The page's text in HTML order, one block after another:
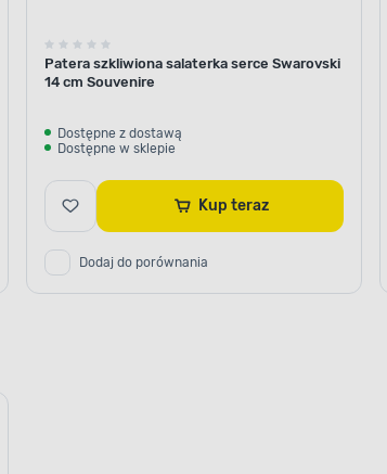
Patera szkliwiona salaterka serce Swarovski
14 cm Souvenire
Dostępne z dostawą
Dostępne w sklepie
Kup teraz
Dodaj do porównania